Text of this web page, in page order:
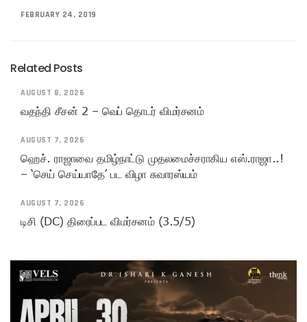
FEBRUARY 24, 2019
Related Posts
AUGUST 8, 2026
வதந்தி சீசன் 2 – வெப் தொடர் விமர்சனம்
AUGUST 7, 2026
ஹெச். ராஜாவை தமிழ்நாட்டு முதலமைச்சராகிய எஸ்.ராஜா..!
– ‘செய் செய்யாதே’ பட விழா சுவாரஸ்யம்
AUGUST 7, 2026
டிசி (DC) திரைப்பட விமர்சனம் (3.5/5)